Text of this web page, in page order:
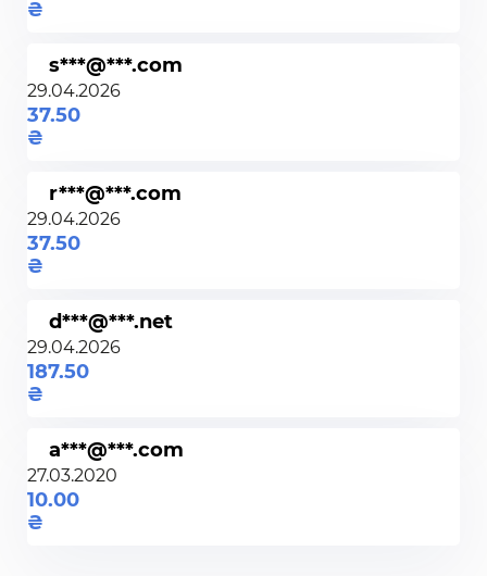
s***@***.com
29.04.2026
37.50
r***@***.com
29.04.2026
37.50
d***@***.net
29.04.2026
187.50
a***@***.com
27.03.2020
10.00